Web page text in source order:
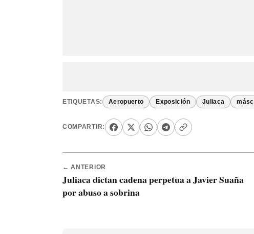
ETIQUETAS: Aeropuerto Exposición Juliaca
COMPARTIR:
← ANTERIOR
Juliaca dictan cadena perpetua a Javier Suaña
por abuso a sobrina